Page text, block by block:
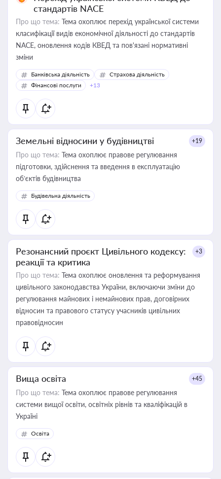
стандартів NACE
Про що тема: Тема охоплює перехід української системи
класифікації видів економічної діяльності до стандартів
NACE, оновлення кодів КВЕД та пов'язані нормативні
зміни
Банківська діяльність
Страхова діяльність
Фінансові послуги
+13
Земельні відносини у будівництві +19
Про що тема: Тема охоплює правове регулювання
підготовки, здійснення та введення в експлуатацію
об’єктів будівництва
Будівельна діяльність
Резонансний проєкт Цивільного кодексу:
реакції та критика
+3
Про що тема: Тема охоплює оновлення та реформування
цивільного законодавства України, включаючи зміни до
регулювання майнових і немайнових прав, договірних
відносин та правового статусу учасників цивільних
правовідносин
Вища освіта +45
Про що тема: Тема охоплює правове регулювання
системи вищої освіти, освітніх рівнів та кваліфікацій в
Україні
Освіта